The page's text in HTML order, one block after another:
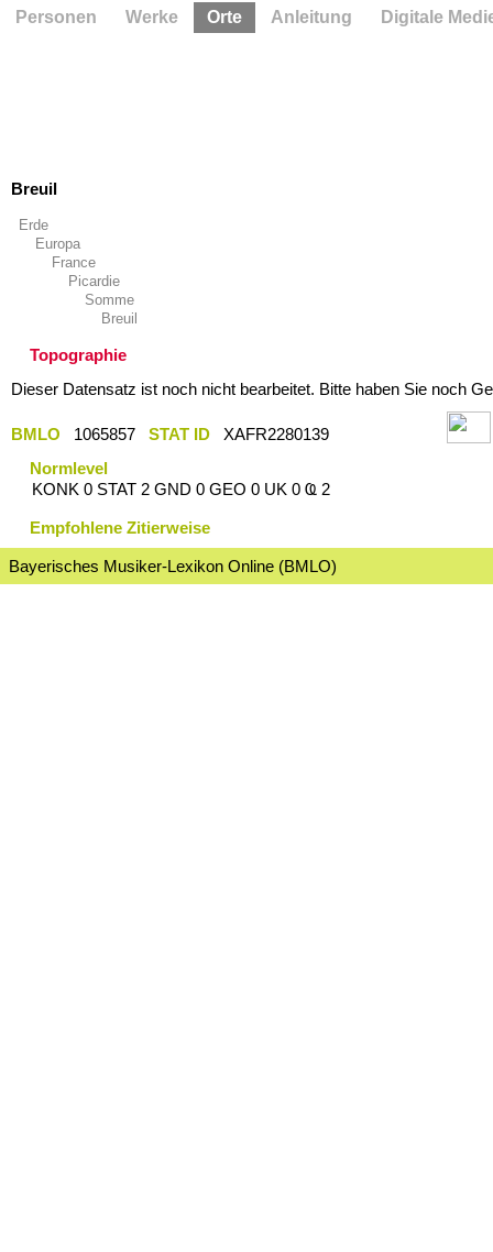
Breuil
Erde
Europa
France
Picardie
Somme
Breuil
Topographie
Dieser Datensatz ist noch nicht bearbeitet. Bitte haben Sie noch
BMLO 1065857 STAT ID
XAFR2280139
Normlevel
KONK 0 STAT 2 GND 0 GEO 0 UK 0 Ҩ 2
Empfohlene Zitierweise
Bayerisches Musiker-Lexikon Online (BMLO)
Personen Werke Orte Anleitung Digitale